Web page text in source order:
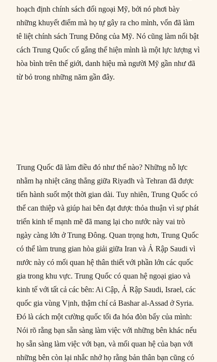
hoạch định chính sách đối ngoại Mỹ, bởi nó phơi bày
những khuyết điểm mà họ tự gây ra cho mình, vốn đã làm
tê liệt chính sách Trung Đông của Mỹ. Nó cũng làm nổi bật
cách Trung Quốc cố gắng thể hiện mình là một lực lượng vì
hòa bình trên thế giới, danh hiệu mà người Mỹ gần như đã
từ bỏ trong những năm gần đây.
Trung Quốc đã làm điều đó như thế nào? Những nỗ lực
nhằm hạ nhiệt căng thẳng giữa Riyadh và Tehran đã được
tiến hành suốt một thời gian dài. Tuy nhiên, Trung Quốc có
thể can thiệp và giúp hai bên đạt được thỏa thuận vì sự phát
triển kinh tế mạnh mẽ đã mang lại cho nước này vai trò
ngày càng lớn ở Trung Đông. Quan trọng hơn, Trung Quốc
có thể làm trung gian hòa giải giữa Iran và Ả Rập Saudi vì
nước này có mối quan hệ thân thiết với phần lớn các quốc
gia trong khu vực. Trung Quốc có quan hệ ngoại giao và
kinh tế với tất cả các bên: Ai Cập, Ả Rập Saudi, Israel, các
quốc gia vùng Vịnh, thậm chí cả Bashar al-Assad ở Syria.
Đó là cách một cường quốc tối đa hóa đòn bẩy của mình:
Nói rõ rằng bạn sẵn sàng làm việc với những bên khác nếu
họ sẵn sàng làm việc với bạn, và mối quan hệ của bạn với
những bên còn lại nhắc nhở họ rằng bản thân bạn cũng có